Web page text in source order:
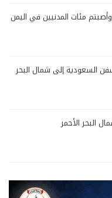
مئات المدنيين في اليمن
السعودية إلى شمال البحر
البحر الأحمر